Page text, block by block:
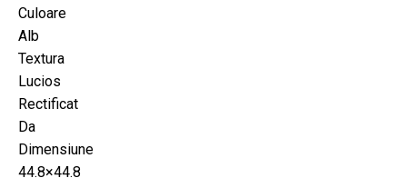
Culoare
Alb
Textura
Lucios
Rectificat
Da
Dimensiune
44.8×44.8